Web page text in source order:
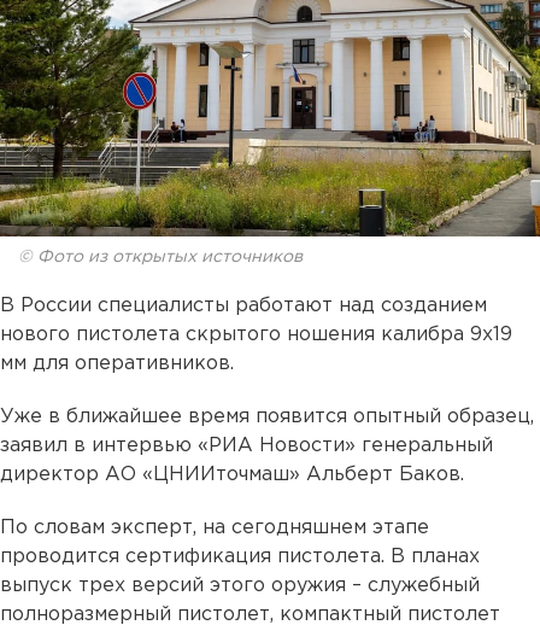
© Фото из открытых источников
В России специалисты работают над созданием
нового пистолета скрытого ношения калибра 9х19
мм для оперативников.
Уже в ближайшее время появится опытный образец,
заявил в интервью «РИА Новости» генеральный
директор АО «ЦНИИточмаш» Альберт Баков.
По словам эксперт, на сегодняшнем этапе
проводится сертификация пистолета. В планах
выпуск трех версий этого оружия – служебный
полноразмерный пистолет, компактный пистолет